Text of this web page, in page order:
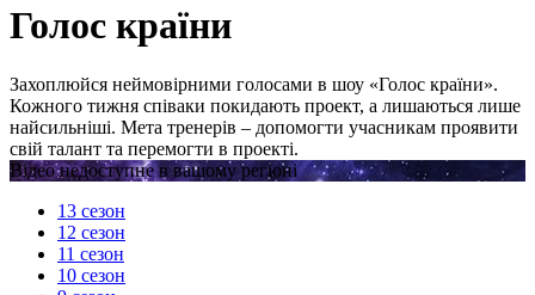
Голос країни
Захоплюйся неймовірними голосами в шоу «Голос країни».
Кожного тижня співаки покидають проект, а лишаються лише
найсильніші. Мета тренерів – допомогти учасникам проявити
свій талант та перемогти в проекті.
Відео недоступне в вашому регіоні
13 сезон
12 сезон
11 сезон
10 сезон